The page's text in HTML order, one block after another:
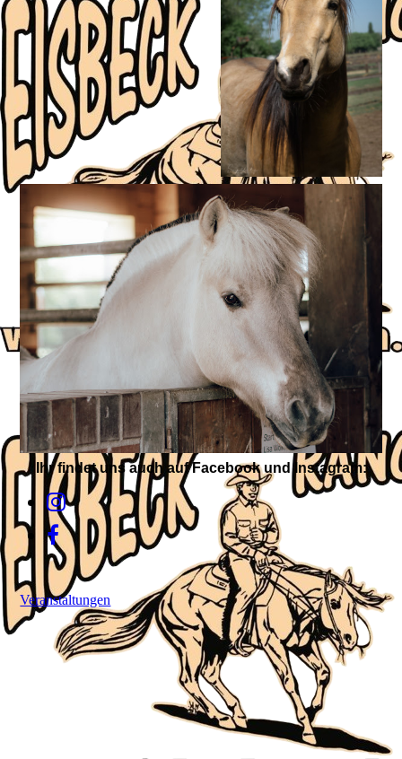
Ihr findet uns auch auf Facebook und Instagram:
Veranstaltungen